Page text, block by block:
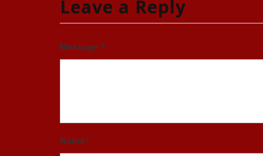
Leave a Reply
Message *
Name*